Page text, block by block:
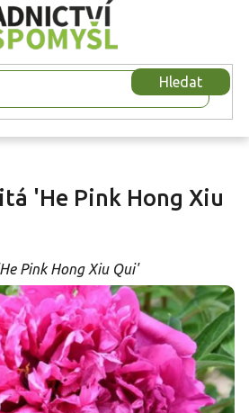
Hledat
'He Pink Hong Xiu
Pink Hong Xiu Qui'